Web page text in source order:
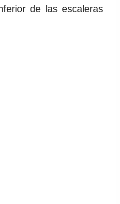
de las escaleras